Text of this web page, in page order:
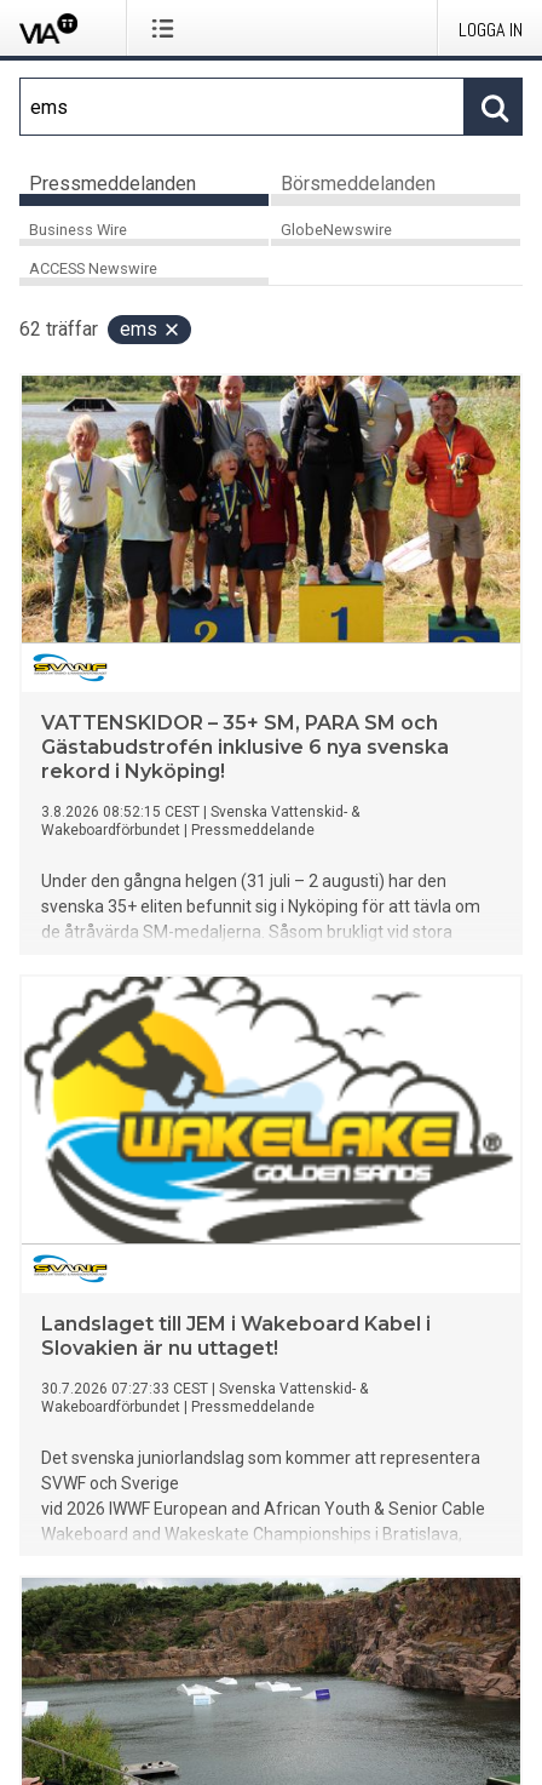
LOGGA IN
Pressmeddelanden Börsmeddelanden
Business Wire GlobeNewswire
ACCESS Newswire
62 träffar ems
VATTENSKIDOR – 35+ SM, PARA SM och
Gästabudstrofén inklusive 6 nya svenska
rekord i Nyköping!
3.8.2026 08:52:15 CEST
Svenska Vattenskid- &
Wakeboardförbundet
Pressmeddelande
Under den gångna helgen (31 juli – 2 augusti) har den
svenska 35+ eliten befunnit sig i Nyköping för att tävla om
de åtråvärda SM-medaljerna. Såsom brukligt vid stora
starka resultat inklusive inte mindre än 6 nya svenska
rekord*. Parallellt med 35+ SM arrangerades även PARA-
SM och som grädde på moset var även klasserna U-14, U-
17, U-21 och Open inkluderade under helgens gedigna
tävlingsprogram. Huvudbilden: Lagtävlingen under 35+ SM
2026 vanns av Karlstads VSK före arrangörsföreningen
Nyköping med Bromölla Vattenskidklubb på bronsplats.
Landslaget till JEM i Wakeboard Kabel i
Slovakien är nu uttaget!
30.7.2026 07:27:33 CEST
Svenska Vattenskid- &
Wakeboardförbundet
Pressmeddelande
Det svenska juniorlandslag som kommer att representera
SVWF och Sverige
vid 2026 IWWF European and African Youth & Senior Cable
Wakeboard and Wakeskate Championships i Bratislava,
främsta junioratleter.